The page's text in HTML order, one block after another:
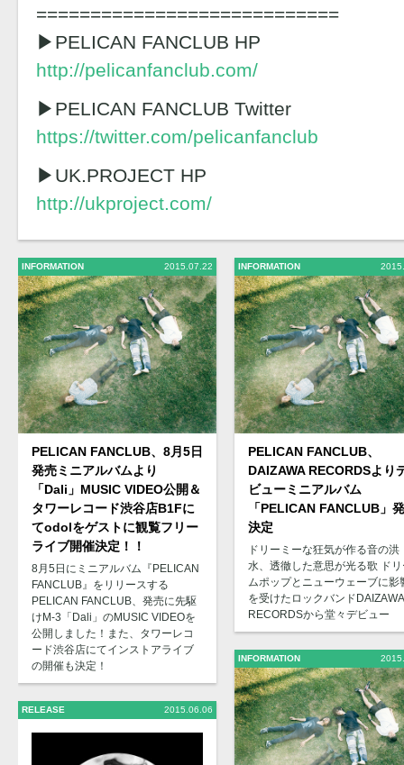
============================
▶︎PELICAN FANCLUB HP
http://pelicanfanclub.com/
▶︎PELICAN FANCLUB Twitter
https://twitter.com/pelicanfanclub
▶︎UK.PROJECT HP
http://ukproject.com/
INFORMATION 2015.07.22
PELICAN FANCLUB、8月5日
発売ミニアルバムより
「Dali」MUSIC VIDEO公開＆
タワーレコード渋谷店B1Fに
てodolをゲストに観覧フリー
ライブ開催決定！！
8月5日にミニアルバム『PELICAN
FANCLUB』をリリースする
PELICAN FANCLUB、発売に先駆
けM-3「Dali」のMUSIC VIDEOを
公開しました！また、タワーレコ
ード渋谷店にてインストアライブ
の開催も決定！
RELEASE 2015.06.06
INFORMATION
PELICAN FANCLUB、
DAIZAWA RECORDSより
ビューミニアルバム
「PELICAN FANCLUB」
決定
ドリーミーな狂気が作る音の洪
水、透徹した意思が光る歌 ド
ムポップとニューウェーブに影
を受けたロックバンドDAIZAWA
RECORDSから堂々デビュー
INFORMATION